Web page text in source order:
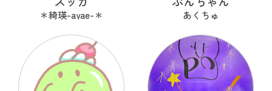
＊綺瑛-ayae-＊ あくちゅ